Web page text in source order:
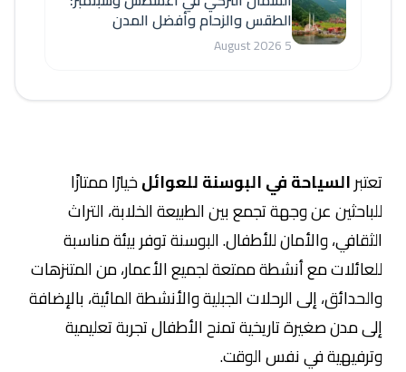
تعتبرالسياحة في البوسنة للعوائلخيارًا ممتازًا
للباحثين عن وجهة تجمع بين الطبيعة الخلابة، التراث
الثقافي، والأمان للأطفال. البوسنة توفر بيئة مناسبة
للعائلات مع أنشطة ممتعة لجميع الأعمار، من المتنزهات
والحدائق، إلى الرحلات الجبلية والأنشطة المائية، بالإضافة
إلى مدن صغيرة تاريخية تمنح الأطفال تجربة تعليمية
وترفيهية في نفس الوقت.
الطقس والزحام وأفضل المدن
5 August 2026